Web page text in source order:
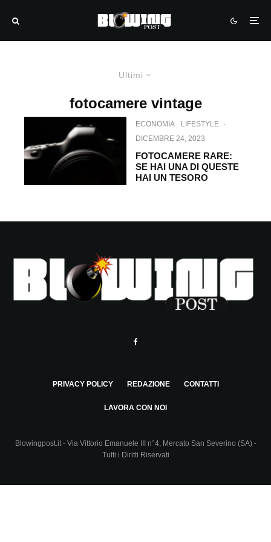
Ultimi
fotocamere vintage
ECONOMIA LIFESTYLE ·
DICEMBRE 24, 2023
FOTOCAMERE RARE:
SE HAI UNA DI QUESTE
HAI UN TESORO
PRIVACY POLICY REDAZIONE CONTATTI
LAVORA CON NOI
Blowingpost.it - Via Vittorio Emanuele III n°4, Mercato San Severino (SA) -
Tutti i Diritti Riservati